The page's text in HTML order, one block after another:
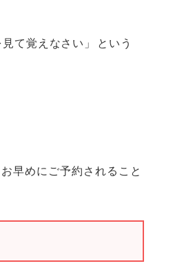
て覚えなさい 」
という
お早めにご予約されること